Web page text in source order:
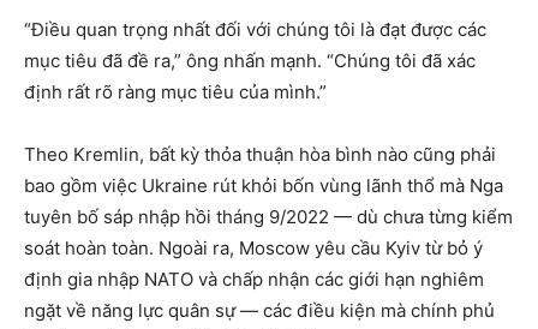
“Điều quan trọng nhất đối với chúng tôi là đạt được các
mục tiêu đã đề ra,” ông nhấn mạnh. “Chúng tôi đã xác
định rất rõ ràng mục tiêu của mình.”
Theo Kremlin, bất kỳ thỏa thuận hòa bình nào cũng phải
bao gồm việc Ukraine rút khỏi bốn vùng lãnh thổ mà Nga
tuyên bố sáp nhập hồi tháng 9/2022 — dù chưa từng kiểm
soát hoàn toàn. Ngoài ra, Moscow yêu cầu Kyiv từ bỏ ý
định gia nhập NATO và chấp nhận các giới hạn nghiêm
ngặt về năng lực quân sự — các điều kiện mà chính phủ